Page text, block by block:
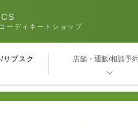
ーディネートショップ
サブスク 店舗・通販/相談予